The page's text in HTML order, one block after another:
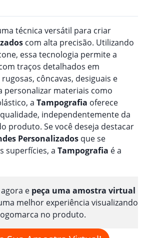
técnica versátil para criar
s com alta precisão. Utilizando
essa tecnologia permite a
traços detalhados em
côncavas, desiguais e
personalizar materiais como
a Tampografia oferece
independentemente da
produto. Se você deseja destacar
Personalizados que se
superfícies, a Tampografia é a
e peça uma amostra virtual
melhor experiência visualizando
no produto.